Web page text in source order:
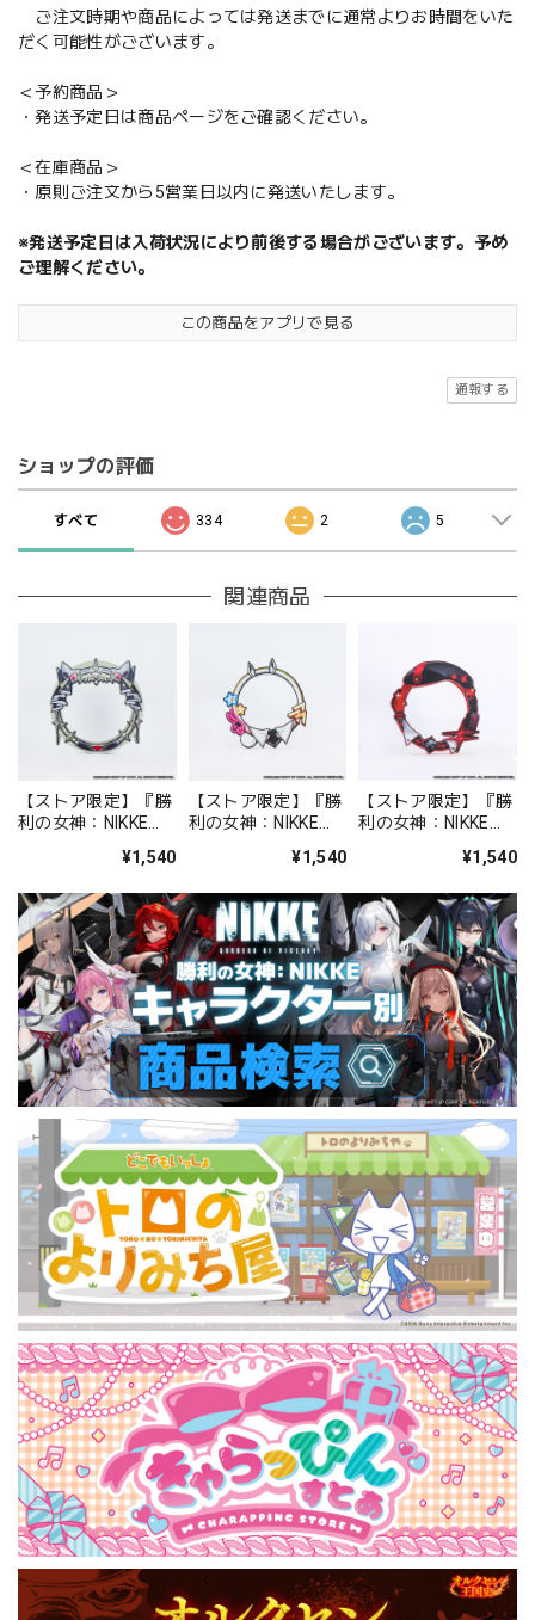
ご注文時期や商品によっては発送までに通常よりお時間をいた
だく可能性がございます。
＜予約商品＞
・発送予定日は商品ページをご確認ください。
＜在庫商品＞
・原則ご注文から5営業日以内に発送いたします。
※発送予定日は入荷状況により前後する場合がございます。予め
ご理解ください。
この商品をアプリで見る
通報する
ショップの評価
すべて 334 2 5
関連商品
【ストア限定】『勝
利の女神：NIKKE』
ダー クラウン¥1,540
【ストア限定】『勝
利の女神：NIKKE』
¥1,540
【ストア限定】『勝
利の女神：NIKKE』
ダー ラピ：レッドフ
¥1,540